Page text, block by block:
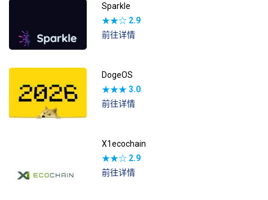
Sparkle
★★☆ 2.9
前往详情
DogeOS
★★★3.0
前往详情
X1ecochain
★★☆ 2.9
前往详情